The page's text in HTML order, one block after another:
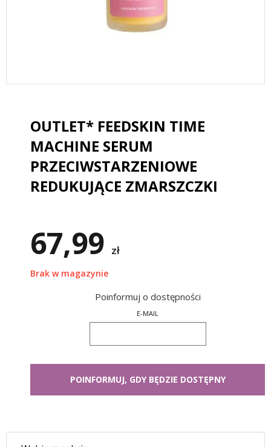
OUTLET* FEEDSKIN TIME
MACHINE SERUM
PRZECIWSTARZENIOWE
REDUKUJĄCE ZMARSZCZKI
67,99 zł
Brak w magazynie
Poinformuj o dostępności
E-MAIL